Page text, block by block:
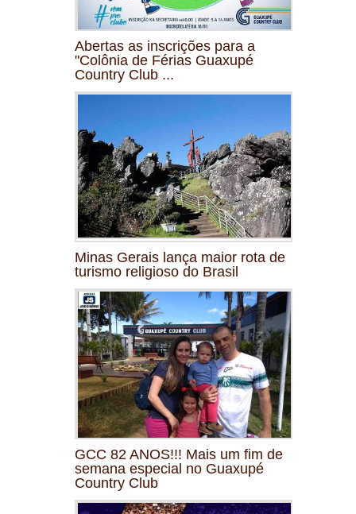
Abertas as inscrições para a
"Colônia de Férias Guaxupé
Country Club ...
Minas Gerais lança maior rota de
turismo religioso do Brasil
GCC 82 ANOS!!! Mais um fim de
semana especial no Guaxupé
Country Club